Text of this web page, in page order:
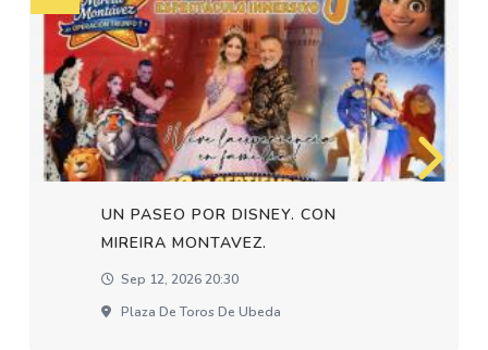
UN PASEO POR DISNEY. CON
MIREIRA MONTAVEZ.
Sep 12, 2026 20:30
Plaza De Toros De Ubeda